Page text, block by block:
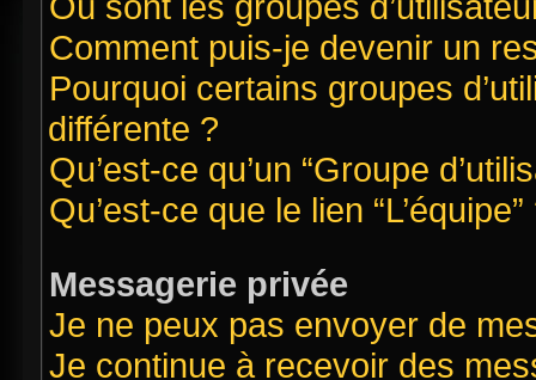
Comment puis-je devenir un
Pourquoi certains groupes
différente ?
Qu’est-ce qu’un “Groupe
Qu’est-ce que le lien “L’équipe”
Messagerie privée
Je ne peux pas envoyer de
Je continue à recevoir des